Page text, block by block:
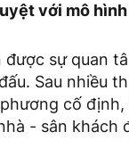
với mô
sự quan
Sau nhiều
cố
- sân khách